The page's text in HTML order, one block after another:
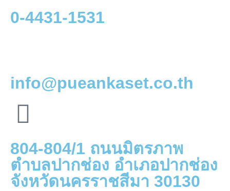
0-4431-1531
info@pueankaset.co.th
804-804/1 ถนนมิตรภาพ
ตำบลปากช่อง อำเภอปากช่อง
จังหวัดนครราชสีมา 30130